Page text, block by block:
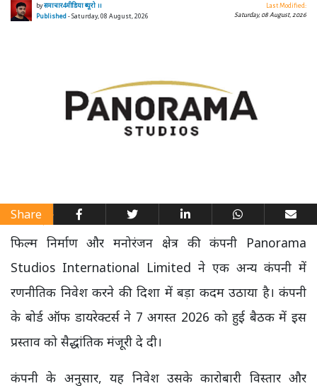
byसमाचार4मीडिया ब्यूरो ।।
Published- Saturday, 08 August, 2026
Last Modified:
Saturday, 08 August, 2026
Share
फिल्म निर्माण और मनोरंजन क्षेत्र की कंपनी Panorama
Studios International Limited ने एक अन्य कंपनी में
रणनीतिक निवेश करने की दिशा में बड़ा कदम उठाया है। कंपनी
के बोर्ड ऑफ डायरेक्टर्स ने 7 अगस्त 2026 को हुई बैठक में इस
प्रस्ताव को सैद्धांतिक मंजूरी दे दी।
कंपनी के अनुसार, यह निवेश उसके कारोबारी विस्तार और